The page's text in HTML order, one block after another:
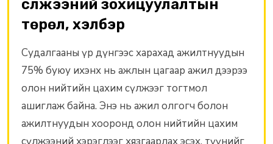
сүлжээний зохицуулалтын
төрөл, хэлбэр
Судалгааны үр дүнгээс харахад ажилтнуудын
75% буюу ихэнх нь ажлын цагаар ажил дээрээ
олон нийтийн цахим сүлжээг тогтмол
ашиглаж байна. Энэ нь ажил олгогч болон
ажилтнуудын хооронд олон нийтийн цахим
сүлжээний хэрэглээг хязгаарлах эсэх, түүнийг